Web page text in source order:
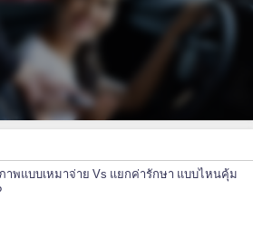
าพแบบเหมาจ่าย Vs แยกค่ารักษา แบบไหนคุ้ม